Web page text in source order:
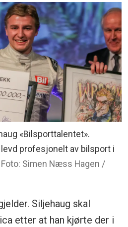
«Bilsporttalentet».
profesjonelt av bilsport i
Foto: Simen Næss Hagen /
Siljehaug skal
etter at han kjørte der i